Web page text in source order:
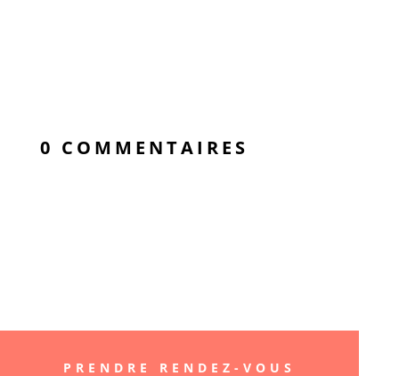
0 COMMENTAIRES
PRENDRE RENDEZ-VOUS